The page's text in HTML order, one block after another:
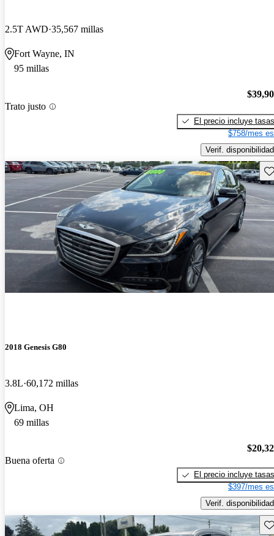
2.5T AWD 35,567 millas
Fort Wayne, IN
95 millas
Trato justo
El precio incluye tasas
$758/mes
Verif. disponibilidad
2018 Genesis G80
3.8L 60,172 millas
Lima, OH
69 millas
Buena oferta
El precio incluye tasas
$397/mes
Verif. disponibilidad